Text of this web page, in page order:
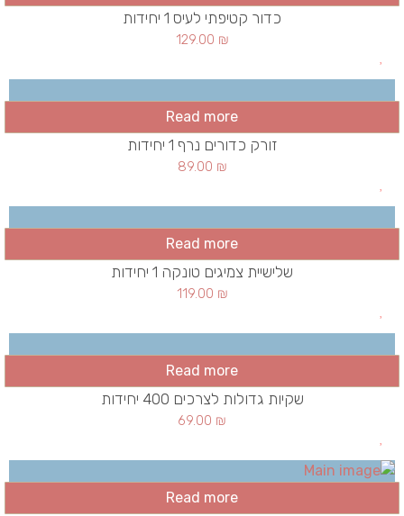
כדור קטיפתי לעיס 1 יחידות
129.00 ₪
Read more
זורק כדורים נרף 1 יחידות
89.00 ₪
Read more
שלישיית צמיגים טונקה 1 יחידות
119.00 ₪
Read more
שקיות גדולות לצרכים 400 יחידות
69.00 ₪
Read more